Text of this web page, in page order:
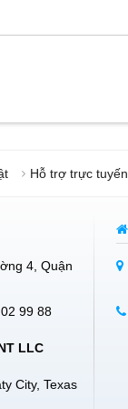
Hỗ trợ trực tuyến
4, Quận
99 88
LLC
City, Texas